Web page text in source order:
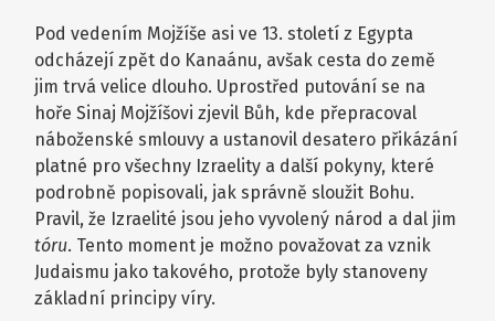
Pod vedením Mojžíše asi ve 13. století z Egypta
odcházejí zpět do Kanaánu, avšak cesta do země
jim trvá velice dlouho. Uprostřed putování se na
hoře Sinaj Mojžíšovi zjevil Bůh, kde přepracoval
náboženské smlouvy a ustanovil desatero přikázání
platné pro všechny Izraelity a další pokyny, které
podrobně popisovali, jak správně sloužit Bohu.
Pravil, že Izraelité jsou jeho vyvolený národ a dal jim
tóru. Tento moment je možno považovat za vznik
Judaismu jako takového, protože byly stanoveny
základní principy víry.